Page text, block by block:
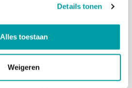
Details tonen
Alles toestaan
Weigeren